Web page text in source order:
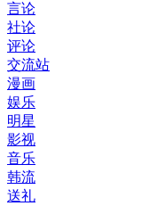
言论
社论
评论
交流站
漫画
娱乐
明星
影视
音乐
韩流
送礼